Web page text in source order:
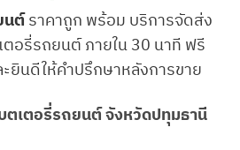
นต์ราคาถูก พร้อม บริการจัดส่ง
อรี่รถยนต์ ภายใน 30 นาที ฟรี
ยินดีให้คำปรึกษาหลังการขาย
เตอรี่รถยนต์ จังหวัดปทุมธานี